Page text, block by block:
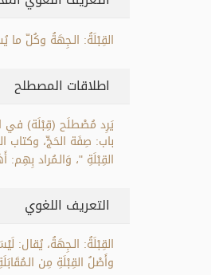
القِبْلَةُ: الـجِهَةُ وكُلّ
اطلاقات المصطلح
يَرِد مُصْطلَح (قِبْلَة) في
باب: صِفَة الحَجِّ، وكتاب
القِبْلَةِ "، وَالـمُراد
التعريف اللغوي
القِبْلَةُ: الـجِهَةُ، يُقال:
وأَصْلُ القِبْلَةِ مِن